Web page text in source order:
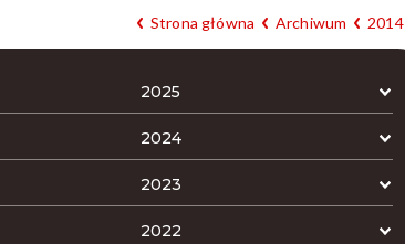
Strona główna Archiwum 2014
2025
2024
2023
2022